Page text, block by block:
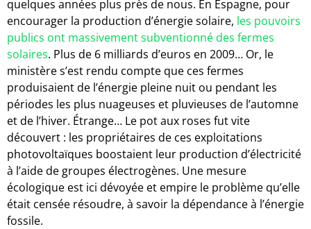
quelques années plus près de nous. En Espagne, pour
encourager la production d’énergie solaire, les pouvoirs
publics ont massivement subventionné des fermes
solaires. Plus de 6 milliards d’euros en 2009… Or, le
ministère s’est rendu compte que ces fermes
produisaient de l’énergie pleine nuit ou pendant les
périodes les plus nuageuses et pluvieuses de l’automne
et de l’hiver. Étrange… Le pot aux roses fut vite
découvert : les propriétaires de ces exploitations
photovoltaïques boostaient leur production d’électricité
à l’aide de groupes électrogènes. Une mesure
écologique est ici dévoyée et empire le problème qu’elle
était censée résoudre, à savoir la dépendance à l’énergie
fossile.